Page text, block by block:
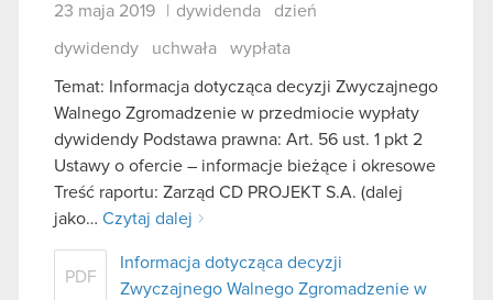
23 maja 2019 dywidenda dzień
dywidendy uchwała wypłata
Temat: Informacja dotycząca decyzji Zwyczajnego
Walnego Zgromadzenie w przedmiocie wypłaty
dywidendy Podstawa prawna: Art. 56 ust. 1 pkt 2
Ustawy o ofercie – informacje bieżące i okresowe
Treść raportu: Zarząd CD PROJEKT S.A. (dalej
jako… Czytaj dalej
PDF
Informacja dotycząca decyzji
Zwyczajnego Walnego Zgromadzenie w